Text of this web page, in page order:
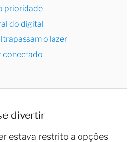
prioridade
do digital
o lazer
conectado
divertir
estava restrito a opções